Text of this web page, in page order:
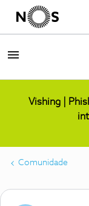
Vishing |
Comunidade